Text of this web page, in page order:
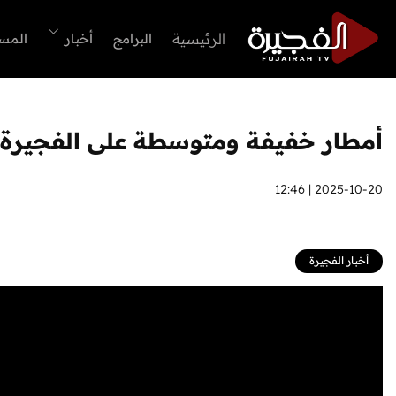
الرئيسية البرامج أخبار
أمطار خفيفة ومتوسطة على الفجيرة
2025-10-20 | 12:46
أخبار الفجيرة